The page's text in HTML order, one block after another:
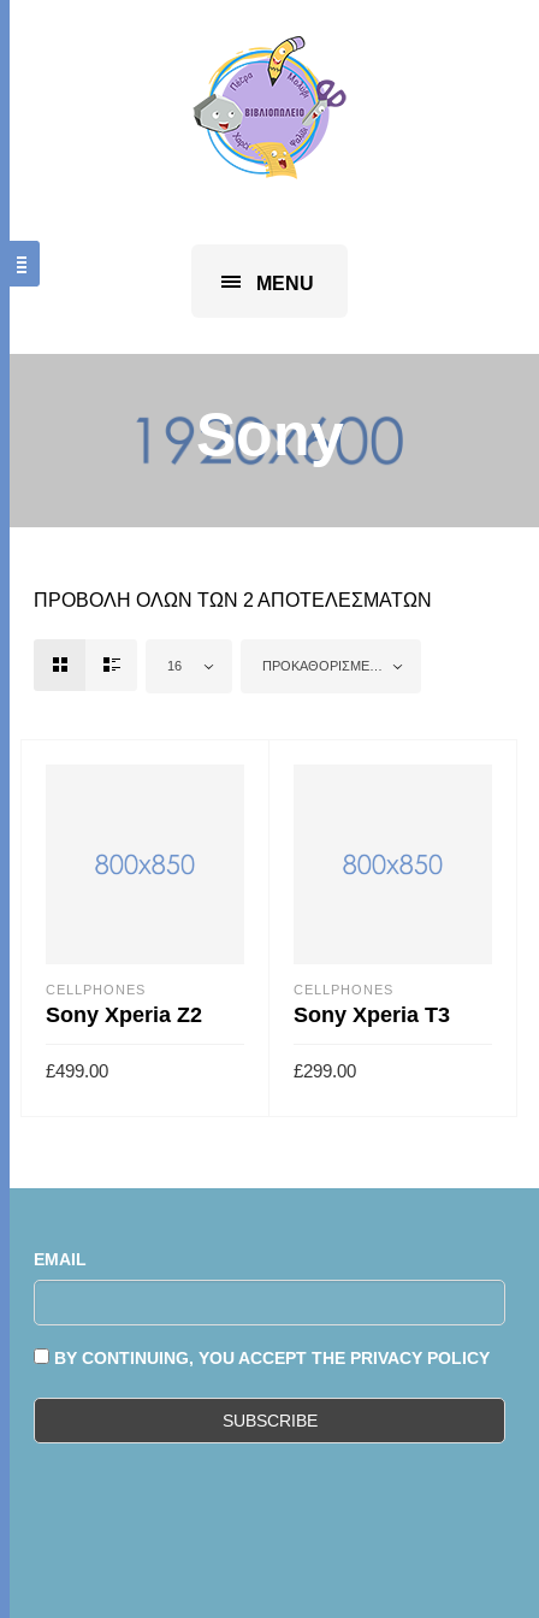
MENU
Sony
ΠΡΟΒΟΛΉ ΌΛΩΝ ΤΩΝ 2 ΑΠΟΤΕΛΕΣΜΆΤΩΝ
16 ΠΡΟΚΑΘΟΡΙΣΜΈΝΗ ΤΑΞΙΝΌΜΗΣΗ
CELLPHONES
Sony Xperia Z2
£499.00
CELLPHONES
Sony Xperia T3
£299.00
EMAIL
BY CONTINUING, YOU ACCEPT THE PRIVACY POLICY